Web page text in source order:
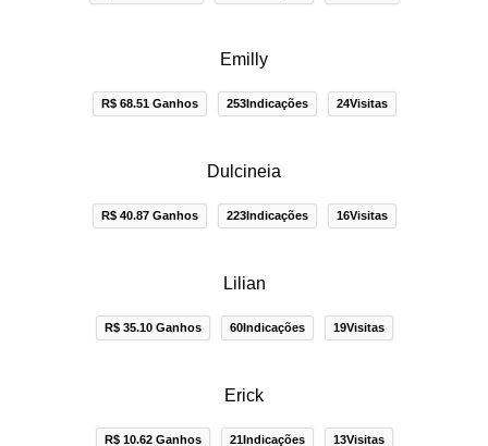
Emilly
R$ 68.51 Ganhos 253Indicações 24Visitas
Dulcineia
R$ 40.87 Ganhos 223Indicações 16Visitas
Lilian
R$ 35.10 Ganhos 60Indicações 19Visitas
Erick
R$ 10.62 Ganhos 21Indicações 13Visitas